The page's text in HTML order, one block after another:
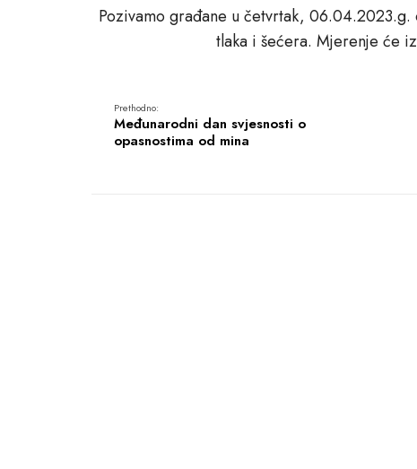
Pozivamo građane u četvrtak,
tlaka i šećera. Mjerenje će
Prethodno:
Međunarodni dan svjesnosti o
opasnostima od mina